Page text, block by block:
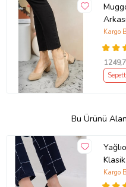
Kargo
1249
Bu Ürünü
Klasik Anne Ayakkabısı Z001221
Kargo